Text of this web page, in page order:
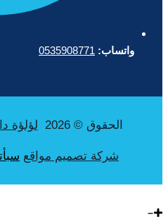
واتساب: 0535908771
الحقوق © 2026 لؤلؤة
شركة تصميم مواقع